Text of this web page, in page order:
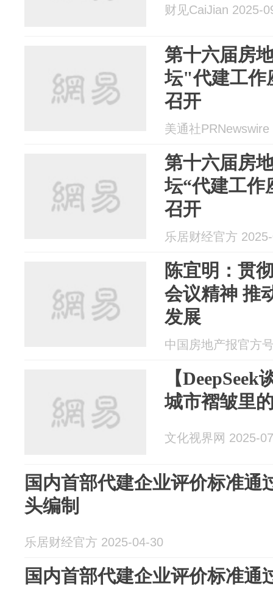
财见CaiJian 2025-
第十六届房
坛"代建工作
召开
美通社
第十六届房
坛“代建工作
召开
乐居财经官方
陈宜明：贯
会议精神 推
发展
中国房地产报官方
【
城市褶皱里
文化视界网 2025-
国内首部代建企业评价标准通
头编制
乐居财经官方 2025-04-30
国内首部代建企业评价标准通